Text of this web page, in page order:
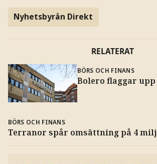
Nyhetsbyrån Direkt
RELATERAT
BÖRS OCH FINANS
Bolero flaggar
BÖRS OCH FINANS
Terranor spår omsättning på 4